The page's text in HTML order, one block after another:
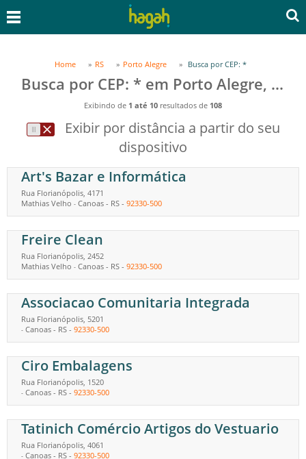
Home RS Porto Alegre Busca por CEP: *
Busca por CEP: * em Porto Alegre, RS
Exibindo de 1 até 10 resultados de 108
Exibir por distância a partir do seu
dispositivo
Art's Bazar e Informática
Rua Florianópolis, 4171
Mathias Velho - Canoas - RS - 92330-500
Freire Clean
Rua Florianópolis, 2452
Mathias Velho - Canoas - RS - 92330-500
Associacao Comunitaria Integrada
Rua Florianópolis, 5201
- Canoas - RS - 92330-500
Ciro Embalagens
Rua Florianópolis, 1520
- Canoas - RS - 92330-500
Tatinich Comércio Artigos do Vestuario
Rua Florianópolis, 4061
- Canoas - RS - 92330-500